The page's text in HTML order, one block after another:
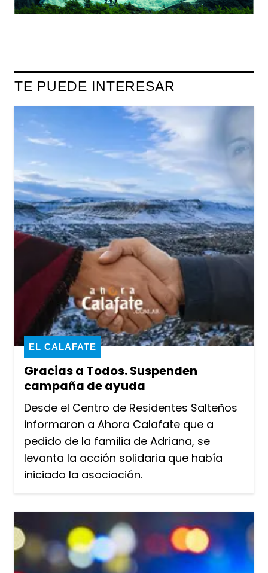
TE PUEDE INTERESAR
Gracias a Todos. Suspenden
campaña de ayuda
EL CALAFATE
Desde el Centro de Residentes Salteños
informaron a Ahora Calafate que a
pedido de la familia de Adriana, se
levanta la acción solidaria que había
iniciado la asociación.